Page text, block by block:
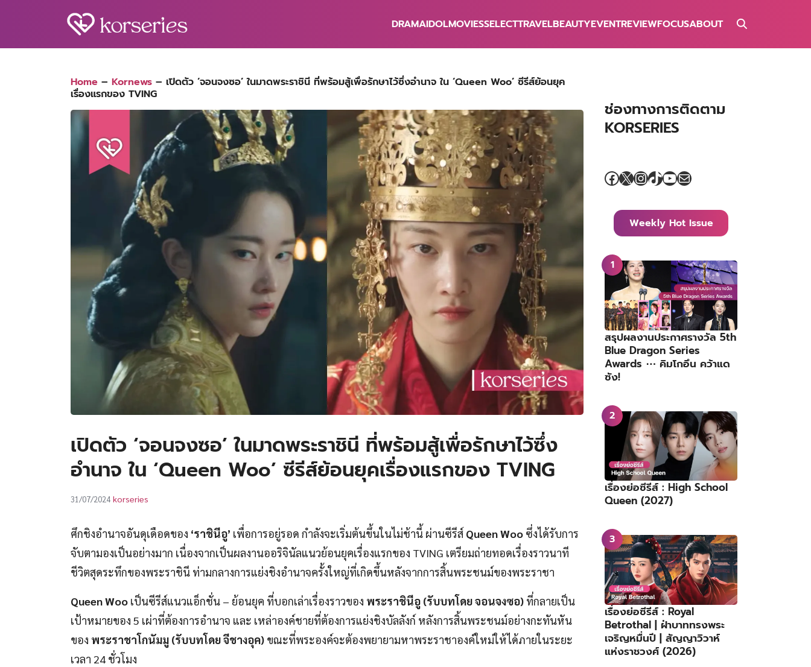
DRAMAIDOLMOVIESSELECTTRAVELBEAUTYEVENTREVIEWFOCUSABOUT
Home – Kornews – เปิดตัว ‘จอนจงซอ’ ในมาดพระราชินี ที่พร้อมสู้เพื่อรักษาไว้ซึ่งอำนาจ ใน ‘Queen Woo’ ซีรีส์ย้อนยุค
เรื่องแรกของ TVING
เปิดตัว ‘จอนจงซอ’ ในมาดพระราชินี ที่พร้อมสู้เพื่อรักษาไว้ซึ่ง
อำนาจ ใน ‘Queen Woo’ ซีรีส์ย้อนยุคเรื่องแรกของ TVING
31/07/2024 korseries
ศึกชิงอำนาจอันดุเดือดของ ‘ราชินีอู’ เพื่อการอยู่รอด กำลังจะเริ่มต้นขึ้นในไม่ช้านี้ ผ่านซีรีส์ Queen Woo ซึ่งได้รับการ
จับตามองเป็นอย่างมาก เนื่องจากเป็นผลงานออริจินัลแนวย้อนยุคเรื่องแรกของ TVING เตรียมถ่ายทอดเรื่องราวนาที
ชีวิตสุดระทึกของพระราชินี ท่ามกลางการแย่งชิงอำนาจครั้งใหญ่ที่เกิดขึ้นหลังจากการสิ้นพระชนม์ของพระราชา
Queen Woo เป็นซีรีส์แนวแอ็กชั่น – ย้อนยุค ที่บอกเล่าเรื่องราวของ พระราชินีอู (รับบทโดย จอนจงซอ) ที่กลายเป็น
เป้าหมายของ 5 เผ่าที่ต้องการอำนาจ และ เหล่าองค์ชายที่ต้องการแย่งชิงบัลลังก์ หลังการสิ้นพระชนม์อย่างกะทันหัน
ของ พระราชาโกนัมมู (รับบทโดย จีชางอุค) ขณะที่พระองค์จะต้องพยายามหาพระราชาองค์ใหม่ให้ได้ภายในระยะ
เวลา 24 ชั่วโมง
ช่องทางการติดตาม
KORSERIES
Facebook
X Instagram
TikTok
YouTube
Mail
Weekly Hot Issue
สรุปผลงานประกาศรางวัล 5th
Blue Dragon Series
Awards ⋯ คิมโกอึน คว้าแด
ซัง!
เรื่องย่อซีรีส์ : High School
Queen (2027)
เรื่องย่อซีรีส์ : Royal
Betrothal | ฝ่าบาททรงพระ
เจริญหมื่นปี | สัญญาวิวาห์
แห่งราชวงศ์ (2026)